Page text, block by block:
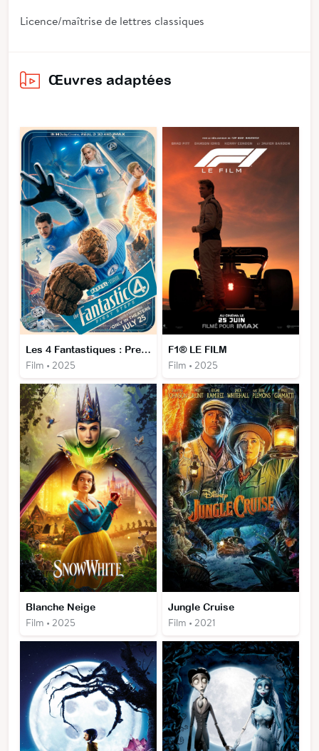
Licence/maîtrise de lettres classiques
Œuvres adaptées
Les 4 Fantastiques : Premiers pas
Film • 2025
F1® LE FILM
Film • 2025
Blanche Neige
Film • 2025
Jungle Cruise
Film • 2021